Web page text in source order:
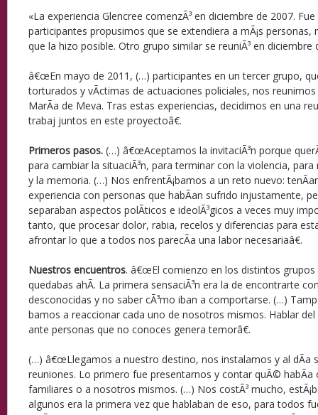
«La experiencia Glencree comenzÃ³ en diciembre de 2007.
participantes propusimos que se extendiera a mÃ¡s personas,
que la hizo posible. Otro grupo similar se reuniÃ³ en diciembre
â€œEn mayo de 2011, (…) participantes en un tercer grupo,
torturados y vÃ­ctimas de actuaciones policiales, nos
MarÃ­a de Meva. Tras estas experiencias, decidimos en una
trabaj juntos en este proyectoâ€.
Primeros pasos. (…) â€œAceptamos la invitaciÃ³n porque
para cambiar la situaciÃ³n, para terminar con la violencia,
y la memoria. (…) Nos enfrentÃ¡bamos a un reto nuevo:
experiencia con personas que habÃ­an sufrido injustamente,
separaban aspectos polÃ­ticos e ideolÃ³gicos a veces muy
tanto, que procesar dolor, rabia, recelos y diferencias para
afrontar lo que a todos nos parecÃ­a una labor necesariaâ€.
Nuestros encuentros. â€œEl comienzo en los distintos
quedabas ahÃ­. La primera sensaciÃ³n era la de encontrarte
desconocidas y no saber cÃ³mo iban a comportarse. (…)
bamos a reaccionar cada uno de nosotros mismos. Hablar
ante personas que no conoces genera temorâ€.
(…) â€œLlegamos a nuestro destino, nos instalamos y al dÃ­a
reuniones. Lo primero fue presentarnos y contar quÃ© habÃ­a
familiares o a nosotros mismos. (…) Nos costÃ³ mucho,
algunos era la primera vez que hablaban de eso, para todos